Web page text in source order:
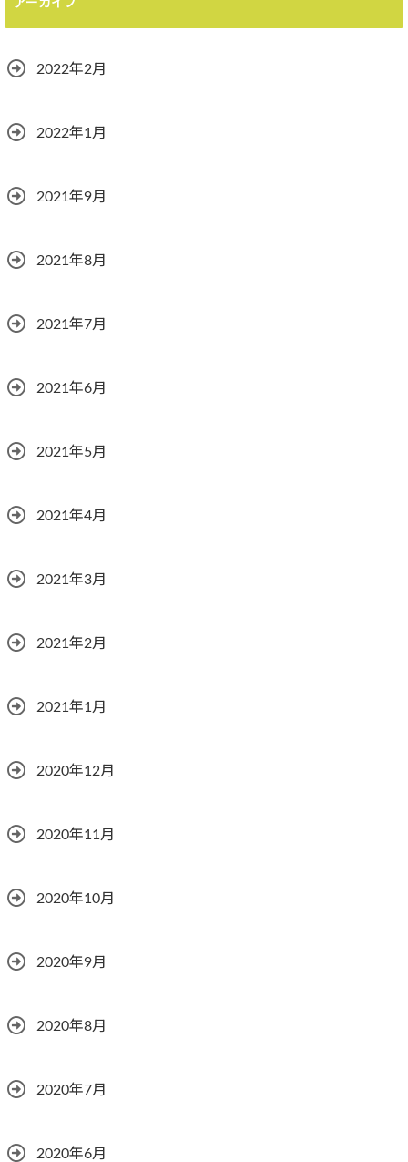
アーカイブ
2022年2月
2022年1月
2021年9月
2021年8月
2021年7月
2021年6月
2021年5月
2021年4月
2021年3月
2021年2月
2021年1月
2020年12月
2020年11月
2020年10月
2020年9月
2020年8月
2020年7月
2020年6月